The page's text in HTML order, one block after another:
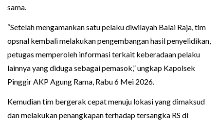
sama.
“Setelah mengamankan satu pelaku diwilayah Balai Raja, tim
opsnal kembali melakukan pengembangan hasil penyelidikan,
petugas memperoleh informasi terkait keberadaan pelaku
lainnya yang diduga sebagai pemasok,” ungkap Kapolsek
Pinggir AKP Agung Rama, Rabu 6 Mei 2026.
Kemudian tim bergerak cepat menuju lokasi yang dimaksud
dan melakukan penangkapan terhadap tersangka RS di